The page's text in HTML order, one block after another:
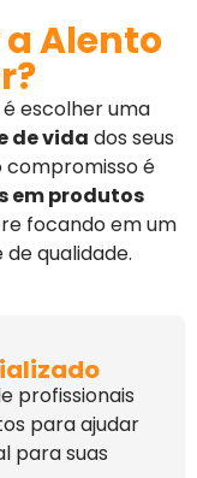
a Alento
escolher uma
de vida dos seus
compromisso é
em produtos
focando em um
qualidade.
profissionais
para ajudar
para suas